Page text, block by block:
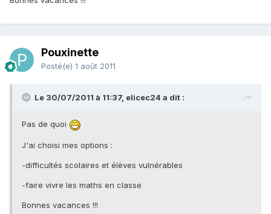
Pouxinette
Posté(e) 1 août 2011
Le 30/07/2011 à 11:37, elicec24 a dit :
Pas de quoi
J'ai choisi mes options :
-difficultés scolaires et élèves vulnérables
-faire vivre les maths en classe
Bonnes vacances !!!